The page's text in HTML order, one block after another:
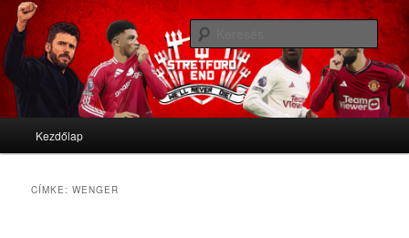
Stretford End
We'll never die
Tovább az elsődleges tartalomra
Tovább a másodlagos tartalomra
Kezdőlap
CÍMKE:WENGER